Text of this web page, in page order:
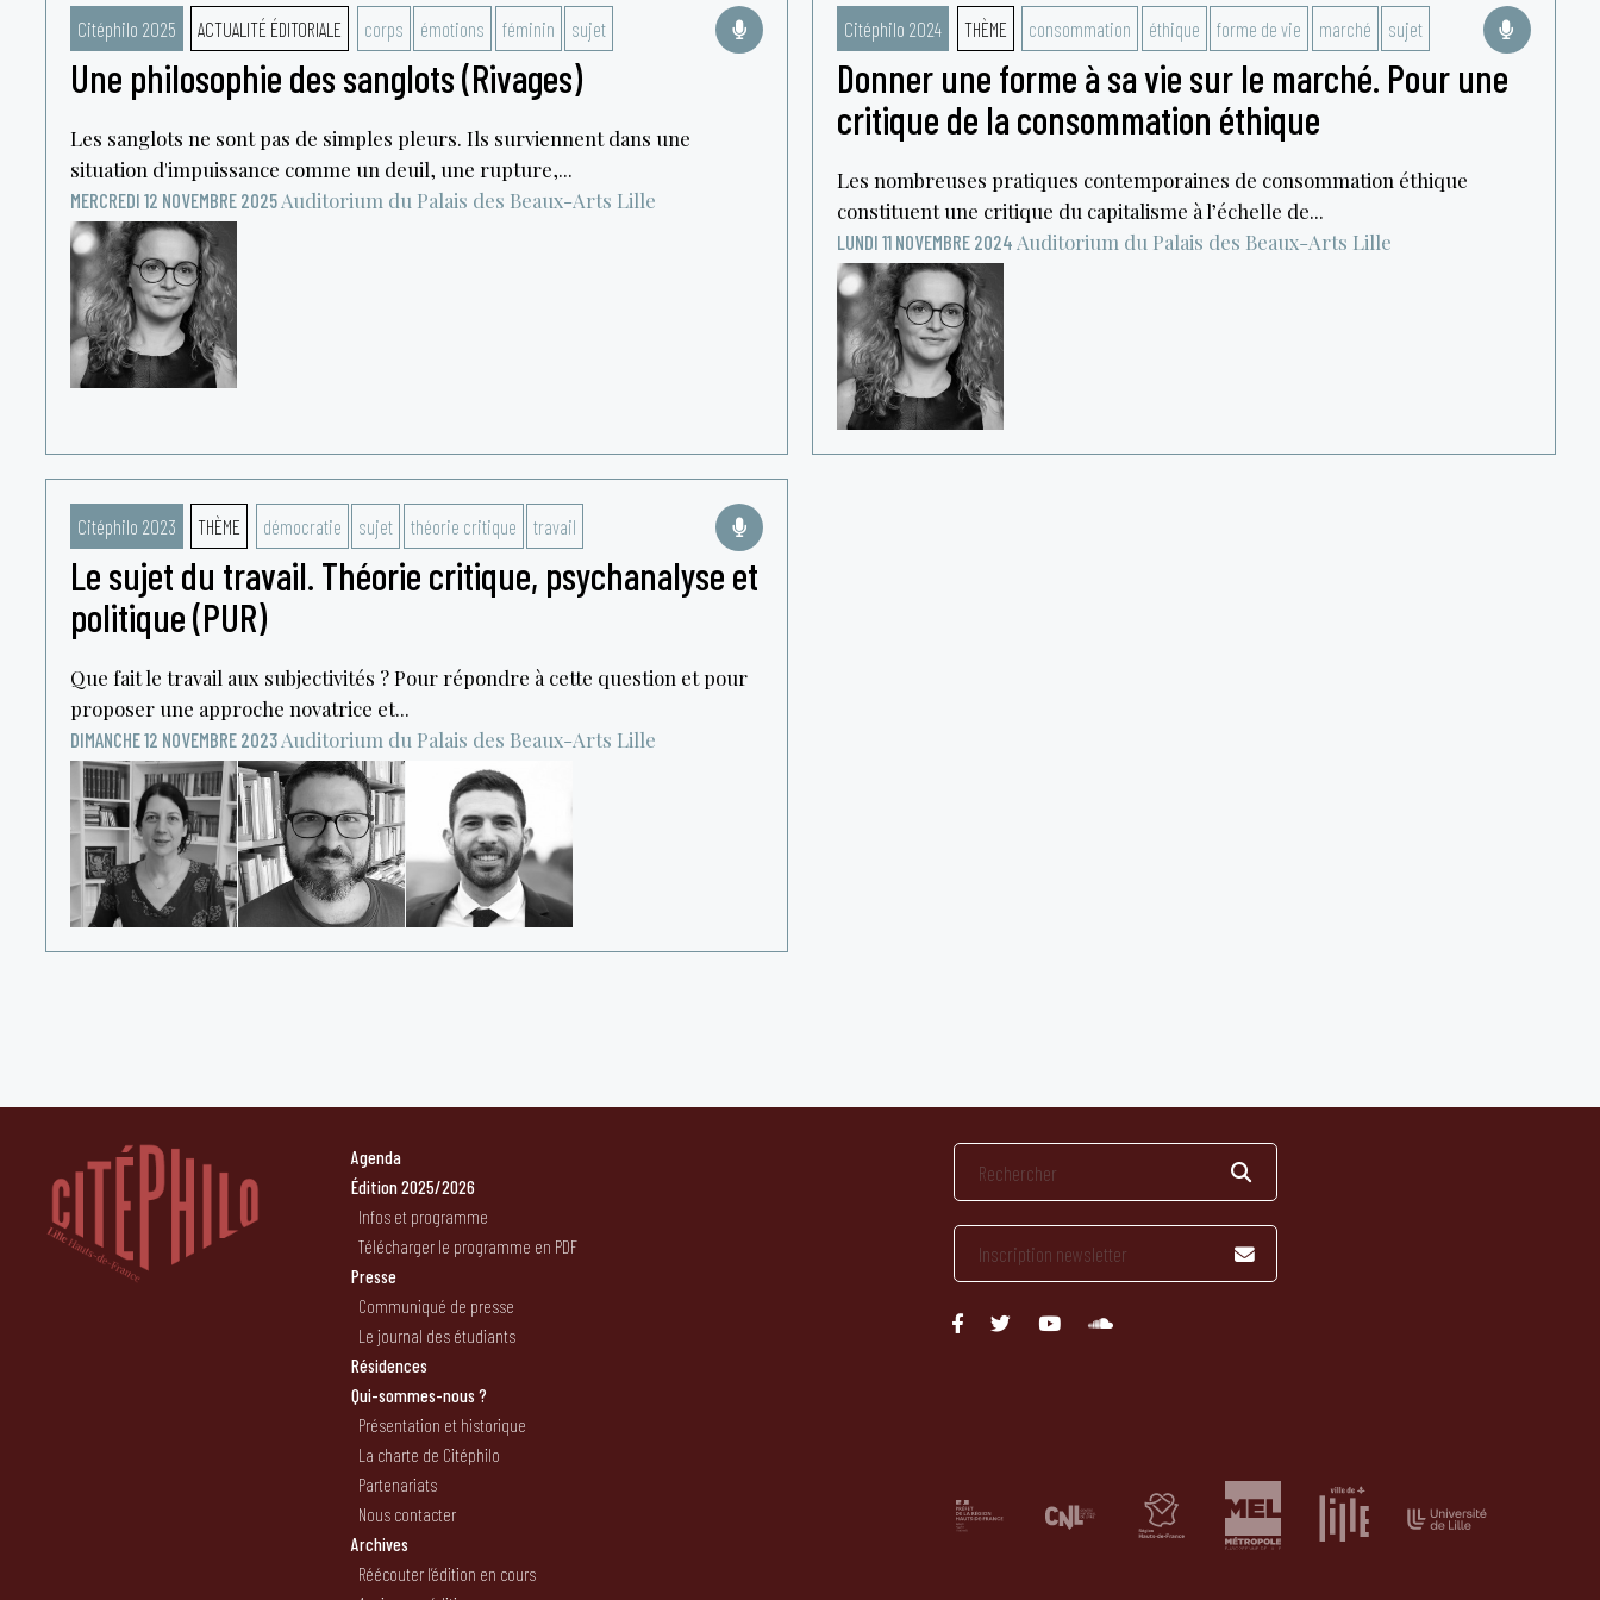
Citéphilo 2025 ACTUALITÉ ÉDITORIALE corps émotions féminin sujet
Une philosophie des sanglots (Rivages)
Les sanglots ne sont pas de simples pleurs. Ils surviennent dans une
situation d'impuissance comme un deuil, une rupture,...
MERCREDI 12 NOVEMBRE 2025 Auditorium du Palais des Beaux-Arts Lille
Citéphilo 2024 THÈME consommation éthique forme de vie marché sujet
Donner une forme à sa vie sur le marché. Pour une
critique de la consommation éthique
Les nombreuses pratiques contemporaines de consommation éthique
constituent une critique du capitalisme à l’échelle de...
LUNDI 11 NOVEMBRE 2024 Auditorium du Palais des Beaux-Arts Lille
Citéphilo 2023 THÈME démocratie sujet théorie critique travail
Le sujet du travail. Théorie critique, psychanalyse et
politique (PUR)
Que fait le travail aux subjectivités ? Pour répondre à cette question et pour
proposer une approche novatrice et...
DIMANCHE 12 NOVEMBRE 2023 Auditorium du Palais des Beaux-Arts Lille
Agenda
Édition 2025/2026
Infos et programme
Télécharger le programme en PDF
Presse
Communiqué de presse
Le journal des étudiants
Résidences
Qui-sommes-nous ?
Présentation et historique
La charte de Citéphilo
Partenariats
Nous contacter
Archives
Réécouter l’édition en cours